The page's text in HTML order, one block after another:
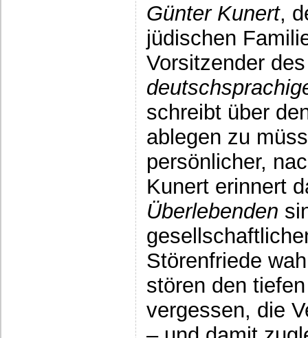
Günter Kunert,
jüdischen
Vorsitzender
schreibt über
ablegen zu
persönlicher,
Kunert erinnert
Überlebenden
Störenfriede
stören den
vergessen, die